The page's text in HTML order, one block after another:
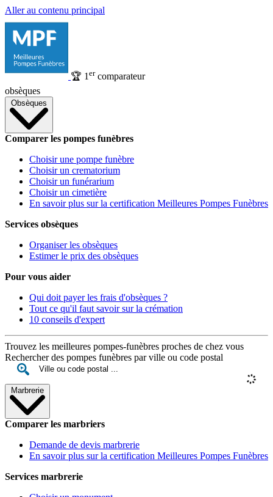
Aller au contenu principal
🏆 1 ercomparateur
obsèques
Obsèques
Comparer les pompes funèbres
Choisir une pompe funèbre
Choisir un crematorium
Choisir un funérarium
Choisir un cimetière
En savoir plus sur la certification Meilleures Pompes Funèbres
Services obsèques
Organiser les obsèques
Estimer le prix des obsèques
Pour vous aider
Qui doit payer les frais d'obsèques ?
Tout ce qu'il faut savoir sur la crémation
10 conseils d'expert
Trouvez les meilleures pompes-funèbres proches de chez vous
Rechercher des pompes funèbres par ville ou code postal
Marbrerie
Comparer les marbriers
Demande de devis marbrerie
En savoir plus sur la certification Meilleures Pompes Funèbres
Services marbrerie